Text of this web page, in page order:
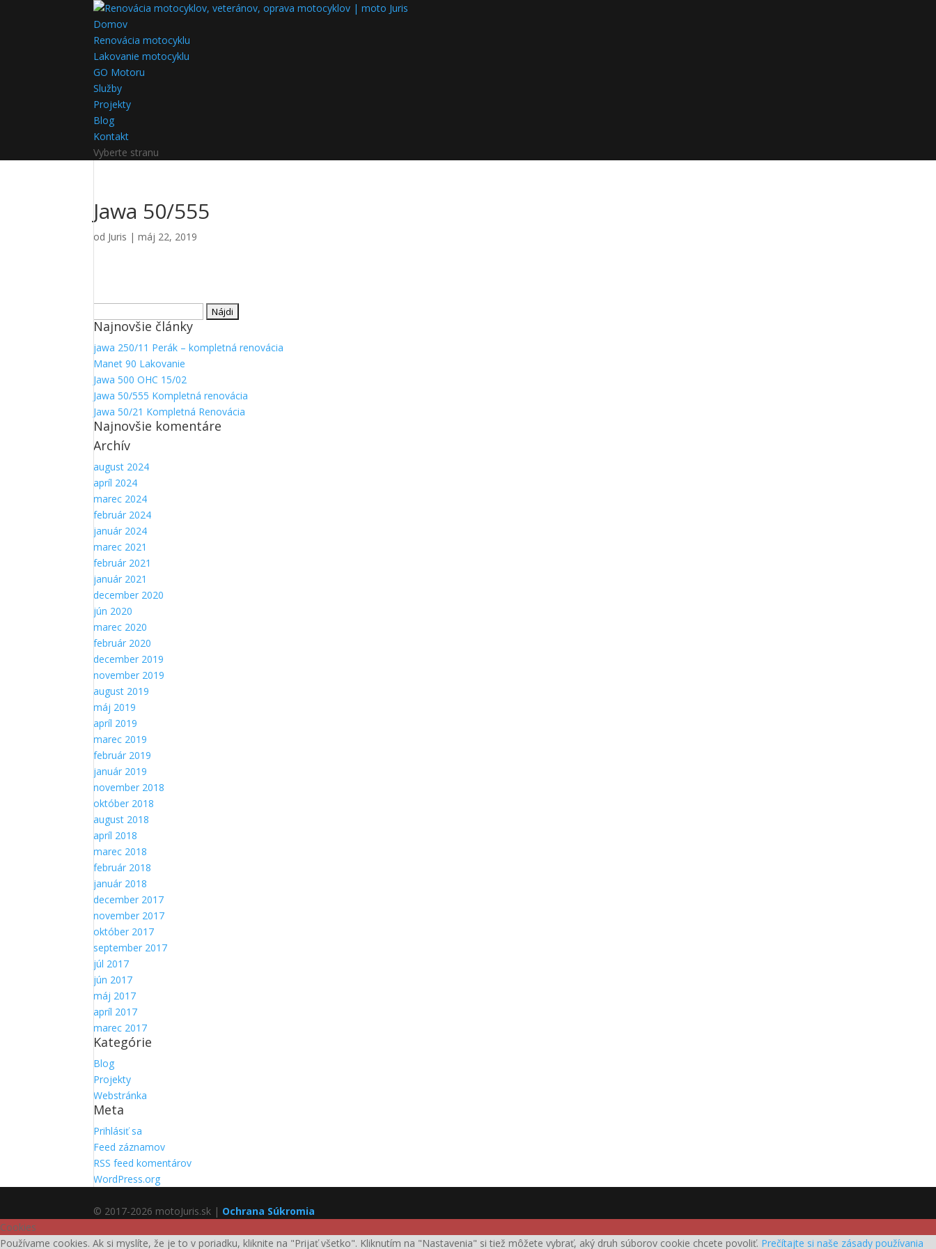
Domov
Renovácia motocyklu
Lakovanie motocyklu
GO Motoru
Služby
Projekty
Blog
Kontakt
Vyberte stranu
Jawa 50/555
od Juris |máj 22, 2019
Najnovšie články
jawa 250/11 Perák – kompletná renovácia
Manet 90 Lakovanie
Jawa 500 OHC 15/02
Jawa 50/555 Kompletná renovácia
Jawa 50/21 Kompletná Renovácia
Najnovšie komentáre
Archív
august 2024
apríl 2024
marec 2024
február 2024
január 2024
marec 2021
február 2021
január 2021
december 2020
jún 2020
marec 2020
február 2020
december 2019
november 2019
august 2019
máj 2019
apríl 2019
marec 2019
február 2019
január 2019
november 2018
október 2018
august 2018
apríl 2018
marec 2018
február 2018
január 2018
december 2017
november 2017
október 2017
september 2017
júl 2017
jún 2017
máj 2017
apríl 2017
marec 2017
Kategórie
Blog
Projekty
Webstránka
Meta
Prihlásiť sa
Feed záznamov
RSS feed komentárov
WordPress.org
© 2017-2026 motoJuris.sk | Ochrana Súkromia
Cookies
Používame cookies. Ak si myslíte, že je to v poriadku, kliknite na "Prijať všetko". Kliknutím na "Nastavenia" si tiež môžete vybrať, aký druh súborov cookie chcete povoliť. Prečítajte si naše zásady používania